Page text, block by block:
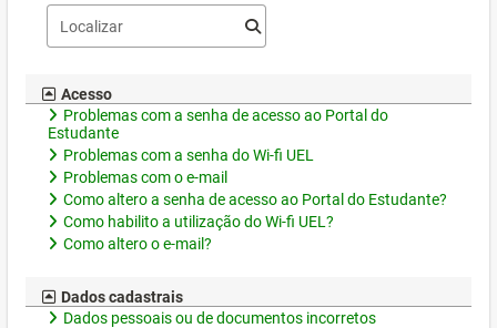
Acesso
Problemas com a senha de acesso ao Portal do
Estudante
Problemas com a senha do Wi-fi UEL
Problemas com o e-mail
Como altero a senha de acesso ao Portal do Estudante?
Como habilito a utilização do Wi-fi UEL?
Como altero o e-mail?
Dados cadastrais
Dados pessoais ou de documentos incorretos